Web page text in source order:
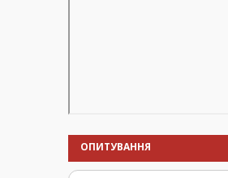
ОПИТУВАННЯ